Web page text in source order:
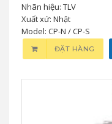
Nhãn hiệu: TLV
Xuất xứ: Nhật
Model: CP-N / CP-S
ĐẶT HÀNG